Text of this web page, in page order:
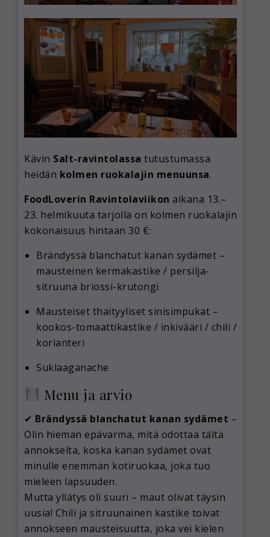
Kävin Salt-ravintolassa tutustumassa
heidän kolmen ruokalajin menuunsa.
FoodLoverin Ravintolaviikon aikana 13.–
23. helmikuuta tarjolla on kolmen ruokalajin
kokonaisuus hintaan 30 €:
Brändyssä blanchatut kanan sydämet –
mausteinen kermakastike / persilja-
sitruuna briossi-krutongi
Mausteiset thaityyliset sinisimpukat –
kookos-tomaattikastike / inkivääri / chili /
korianteri
Suklaaganache
Menu ja arvio
✔ Brändyssä blanchatut kanan sydämet –
Olin hieman epävarma, mitä odottaa tältä
annokselta, koska kanan sydämet ovat
minulle enemmän kotiruokaa, joka tuo
mieleen lapsuuden.
Mutta yllätys oli suuri – maut olivat täysin
uusia! Chili ja sitruunainen kastike toivat
annokseen mausteisuutta, joka vei kielen